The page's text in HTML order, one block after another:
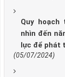
Quy hoạch
nhìn đến
lực để phát
(05/07/2024)